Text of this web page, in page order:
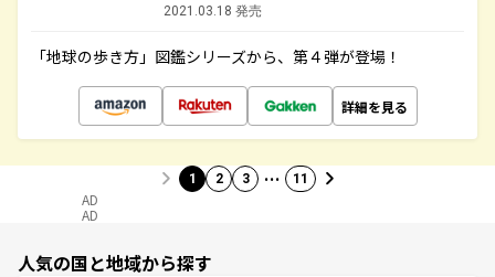
2021.03.18 発売
「地球の歩き方」図鑑シリーズから、第４弾が登場！
詳細を見る
1 2 3 … 11
AD
AD
人気の国と地域から探す